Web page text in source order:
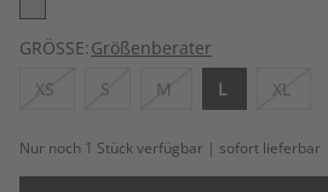
GRÖSSE:Größenberater
XS
S M L XL
Nur noch 1 Stück verfügbar | sofort lieferbar